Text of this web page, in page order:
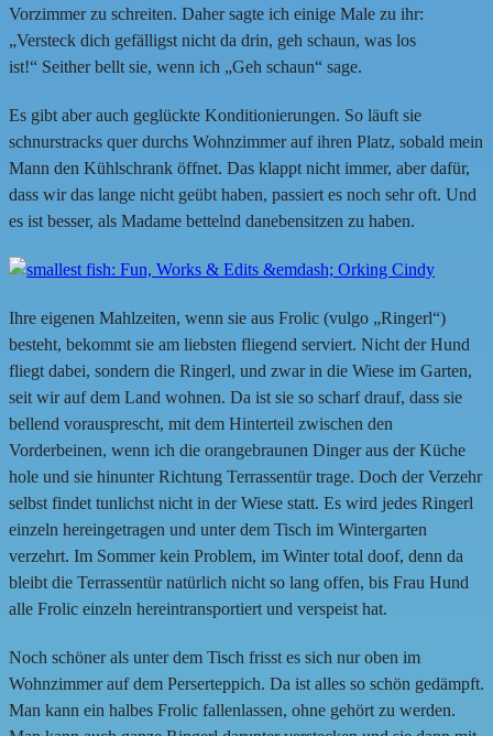
Vorzimmer zu schreiten. Daher sagte ich einige Male zu ihr:
„Versteck dich gefälligst nicht da drin, geh schaun, was los
ist!“ Seither bellt sie, wenn ich „Geh schaun“ sage.
Es gibt aber auch geglückte Konditionierungen. So läuft sie
schnurstracks quer durchs Wohnzimmer auf ihren Platz, sobald mein
Mann den Kühlschrank öffnet. Das klappt nicht immer, aber dafür,
dass wir das lange nicht geübt haben, passiert es noch sehr oft. Und
es ist besser, als Madame bettelnd danebensitzen zu haben.
Ihre eigenen Mahlzeiten, wenn sie aus Frolic (vulgo „Ringerl“)
besteht, bekommt sie am liebsten fliegend serviert. Nicht der Hund
fliegt dabei, sondern die Ringerl, und zwar in die Wiese im Garten,
seit wir auf dem Land wohnen. Da ist sie so scharf drauf, dass sie
bellend vorausprescht, mit dem Hinterteil zwischen den
Vorderbeinen, wenn ich die orangebraunen Dinger aus der Küche
hole und sie hinunter Richtung Terrassentür trage. Doch der Verzehr
selbst findet tunlichst nicht in der Wiese statt. Es wird jedes Ringerl
einzeln hereingetragen und unter dem Tisch im Wintergarten
verzehrt. Im Sommer kein Problem, im Winter total doof, denn da
bleibt die Terrassentür natürlich nicht so lang offen, bis Frau Hund
alle Frolic einzeln hereintransportiert und verspeist hat.
Noch schöner als unter dem Tisch frisst es sich nur oben im
Wohnzimmer auf dem Perserteppich. Da ist alles so schön gedämpft.
Man kann ein halbes Frolic fallenlassen, ohne gehört zu werden.